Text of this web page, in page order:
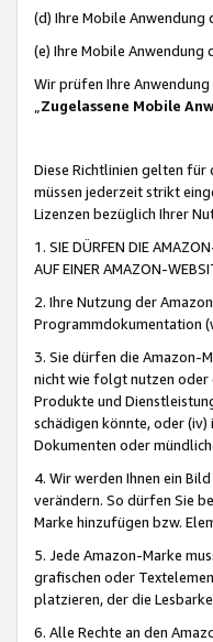
(d) Ihre Mobile Anwendung
(e) Ihre Mobile
Wir prüfen Ihre
„Zugelassene Mobile
Diese Richtlinien gelten für
müssen jederzeit strikt
Lizenzen bezüglich Ihrer
1. SIE DÜRFEN DIE
AUF EINER AMAZON-
2. Ihre Nutzung der
Programmdokumentation
3. Sie dürfen die Amazon-
nicht wie folgt nutzen oder
Produkte und
schädigen könnte, oder (iv)
Dokumenten oder
4. Wir werden Ihnen ein
verändern. So dürfen Sie
Marke hinzufügen bzw.
5. Jede Amazon-Marke
grafischen oder
platzieren, der die
6. Alle Rechte an den